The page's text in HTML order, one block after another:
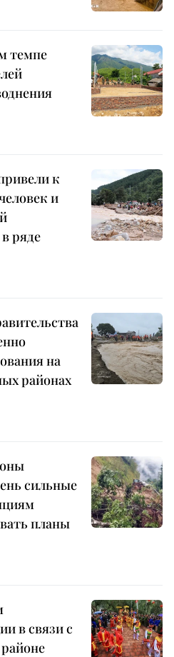
темпе
к
и
ряде
на
районах
сильные
планы
в связи с